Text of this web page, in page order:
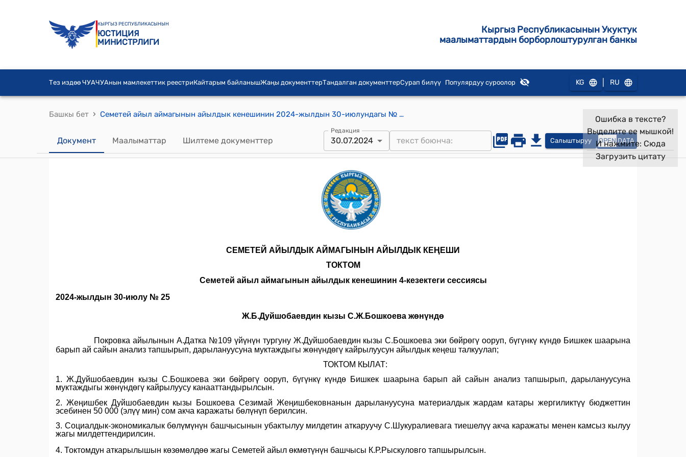
КЫРГЫЗ РЕСПУБЛИКАСЫНЫН
ЮСТИЦИЯ
МИНИСТРЛИГИ
Кыргыз Республикасынын Укуктук
маалыматтардын борборлоштурулган банкы
Тез издөө ЧУАЧУАнын мамлекеттик реестриКайтарым байланышЖаңы документтерТандалган документтерСурап билүү Популярдуу суроолор KG RU
Башкы бет › Семетей айыл аймагынын айылдык кенешинин 2024-жылдын 30-июлундагы № 25 "Ж.Б.Дуйшобаевдин кызы С.Ж.Бошкоева жөнүндө" токтому
Документ Маалыматтар Шилтеме документтер
Редакция
30.07.2024 Салыштыруу OPEN DATA
Ошибка в тексте?
Выделите ее мышкой!
И нажмите: Сюда
Загрузить цитату